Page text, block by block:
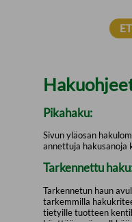
Pikahaku:
Sivun yläosan
annettuja
Tarkennettu
Tarkennetun haun
tarkemmilla
tietyille tuotteen